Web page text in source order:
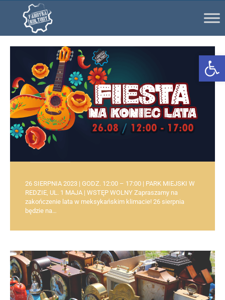
26 SIERPNIA 2023 | GODZ. 12:00 – 17:00 | PARK MIEJSKI W
REDZIE, UL. 1 MAJA | WSTĘP WOLNY Zapraszamy na
zakończenie lata w meksykańskim klimacie! 26 sierpnia
będzie na…